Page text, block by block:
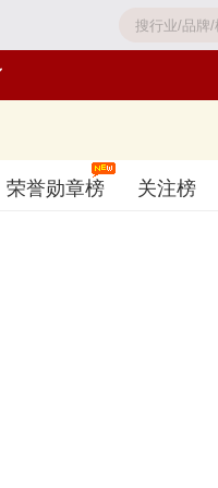
、MSC地中海邮轮、公主邮
名度高、有实力的品牌，
荣誉勋章榜 关注榜